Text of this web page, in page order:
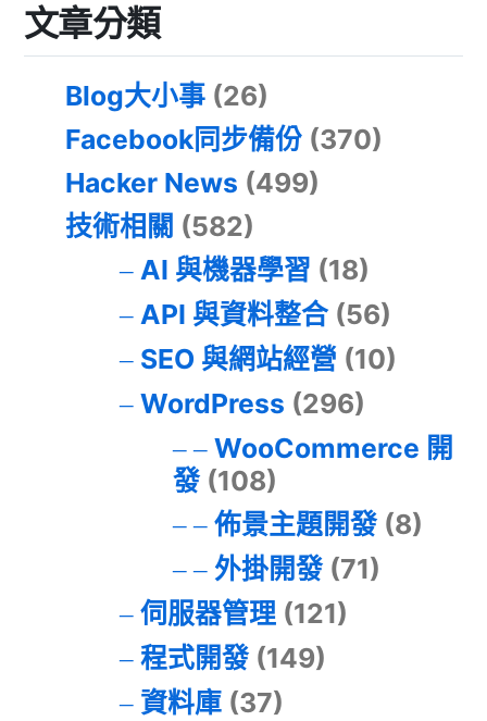
文章分類
Blog大小事 (26)
Facebook同步備份 (370)
Hacker News (499)
技術相關 (582)
AI 與機器學習 (18)
API 與資料整合(56)
SEO 與網站經營 (10)
WordPress (296)
WooCommerce 開
發(108)
佈景主題開發(8)
外掛開發(71)
伺服器管理(121)
程式開發(149)
資料庫(37)